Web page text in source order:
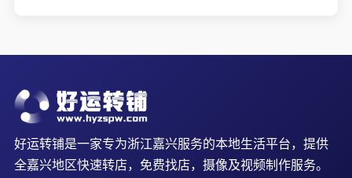
好运转铺是一家专为浙江嘉兴服务的本地生活平台，提供
全嘉兴地区快速转店，免费找店，摄像及视频制作服务。